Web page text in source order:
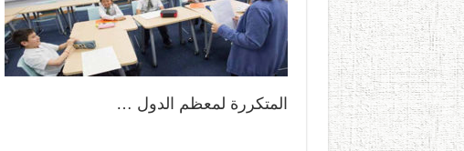
المتكررة لمعظم الدول …